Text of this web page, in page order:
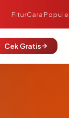
FiturCara
Cek Gratis